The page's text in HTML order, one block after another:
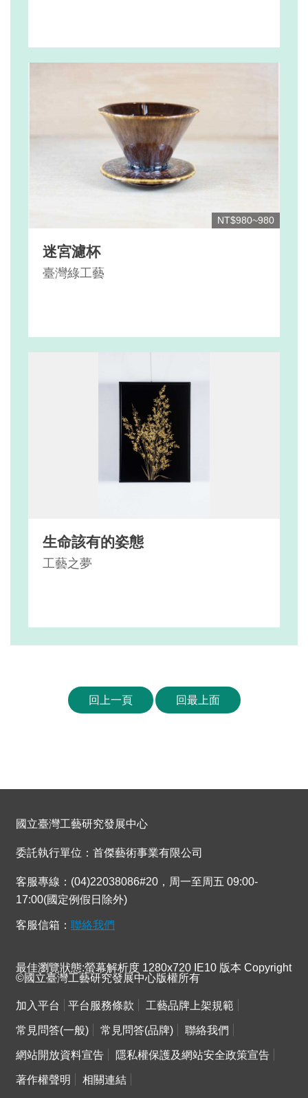
NT$980~980
迷宮濾杯
臺灣綠工藝
生命該有的姿態
工藝之夢
回上一頁 回最上面
國立臺灣工藝研究發展中心
委託執行單位：首傑藝術事業有限公司
客服專線：(04)22038086#20，周一至周五 09:00-
17:00(國定例假日除外)
客服信箱： 聯絡我們
最佳瀏覽狀態:螢幕解析度 1280x720 IE10 版本 Copyright
©國立臺灣工藝研究發展中心版權所有
加入平台 平台服務條款 工藝品牌上架規範
常見問答(一般) 常見問答(品牌) 聯絡我們
網站開放資料宣告 隱私權保護及網站安全政策宣告
著作權聲明 相關連結